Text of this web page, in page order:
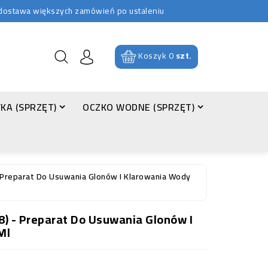
większych zamówień po ustaleniu
Koszyk0szt.
(SPRZĘT)
OCZKO WODNE (SPRZĘT)
Do Usuwania Glonów I Klarowania Wody
- Preparat Do Usuwania Glonów I